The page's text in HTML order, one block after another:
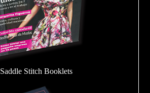
Saddle Stitch Booklets